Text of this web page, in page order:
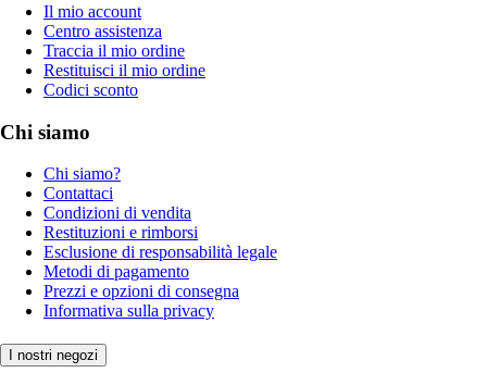
Il mio account
Centro assistenza
Traccia il mio ordine
Restituisci il mio ordine
Codici sconto
Chi siamo
Chi siamo?
Contattaci
Condizioni di vendita
Restituzioni e rimborsi
Esclusione di responsabilità legale
Metodi di pagamento
Prezzi e opzioni di consegna
Informativa sulla privacy
I nostri negozi